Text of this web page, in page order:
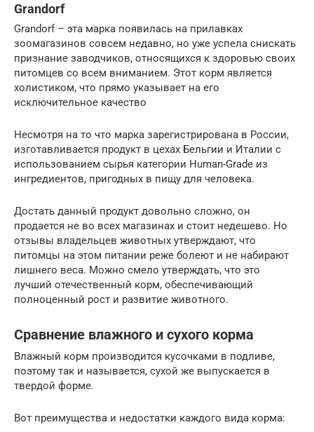
Grandorf
Grandorf – эта марка появилась на прилавках
зоомагазинов совсем недавно, но уже успела снискать
признание заводчиков, относящихся к здоровью своих
питомцев со всем вниманием. Этот корм является
холистиком, что прямо указывает на его
исключительное качество
Несмотря на то что марка зарегистрирована в России,
изготавливается продукт в цехах Бельгии и Италии с
использованием сырья категории Human-Grade из
ингредиентов, пригодных в пищу для человека.
Достать данный продукт довольно сложно, он
продается не во всех магазинах и стоит недешево. Но
отзывы владельцев животных утверждают, что
питомцы на этом питании реже болеют и не набирают
лишнего веса. Можно смело утверждать, что это
лучший отечественный корм, обеспечивающий
полноценный рост и развитие животного.
Сравнение влажного и сухого корма
Влажный корм производится кусочками в подливе,
поэтому так и называется, сухой же выпускается в
твердой форме.
Вот преимущества и недостатки каждого вида корма: